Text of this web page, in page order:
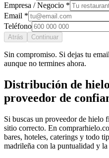
Empresa / Negocio *
Email *
Teléfono
Atrás Continuar
Sin compromiso. Si dejas tu
aunque no termines ahora.
Distribución de
proveedor de
Si buscas un proveedor de hielo
sitio correcto. En
bares, hoteles, caterings y todo
madrileña con la puntualidad y